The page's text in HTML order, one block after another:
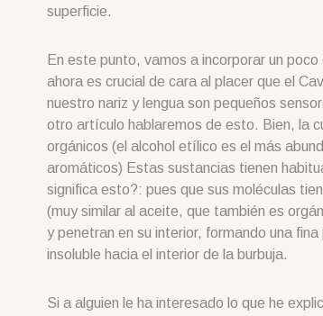
superficie.
En este punto, vamos a incorporar un
ahora es crucial de cara al placer que el
nuestro nariz y lengua son pequeños
otro artículo hablaremos de esto. Bien, la
orgánicos (el alcohol etílico es el más
aromáticos) Estas sustancias tienen
significa esto?: pues que sus moléculas
(muy similar al aceite, que también es
y penetran en su interior, formando una
insoluble hacia el interior de la burbuja.
Si a alguien le ha interesado lo que he